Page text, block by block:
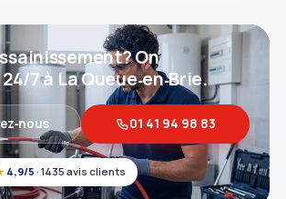
4,9/5 · 1435 avis clients
On
7 à La Queue‑en‑Brie.
01 41 94 98 83